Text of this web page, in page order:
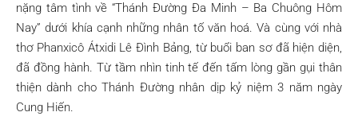
nặng tâm tình về “Thánh Đường Đa Minh – Ba Chuông Hôm
Nay” dưới khía cạnh những nhân tố văn hoá. Và cùng với nhà
thơ Phanxicô Átxidi Lê Đình Bảng, từ buổi ban sơ đã hiện diện,
đã đồng hành. Từ tầm nhìn tinh tế đến tấm lòng gần gụi thân
thiện dành cho Thánh Đường nhân dịp kỷ niệm 3 năm ngày
Cung Hiến.